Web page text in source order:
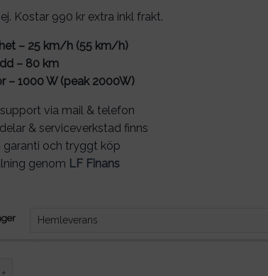
Kostar 990 kr extra inkl frakt.
– 25 km/h (55 km/h)
– 80 km
– 1000 W (peak 2000W)
via mail & telefon
& serviceverkstad finns
garanti och tryggt köp
genom LF Finans
NINJA1000W - 80km räckvidd - Hastighet 55